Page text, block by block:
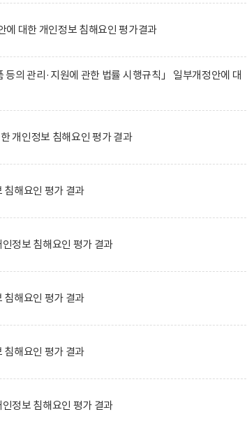
에 대한 개인정보 침해요인 평가결과
등의 관리·지원에 관한 법률 시행규칙」 일부개정안에 대
개인정보 침해요인 평가 결과
침해요인 평가 결과
정보 침해요인 평가 결과
침해요인 평가 결과
침해요인 평가 결과
정보 침해요인 평가 결과